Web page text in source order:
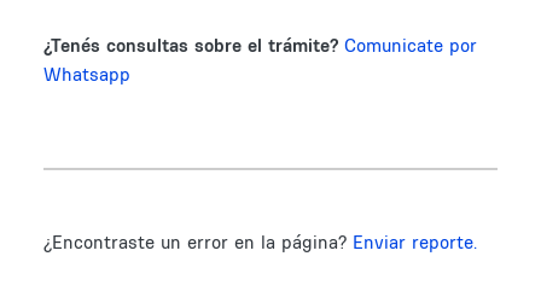
¿Tenés consultas sobre el trámite? Comunicate por
Whatsapp
¿Encontraste un error en la página? Enviar reporte.